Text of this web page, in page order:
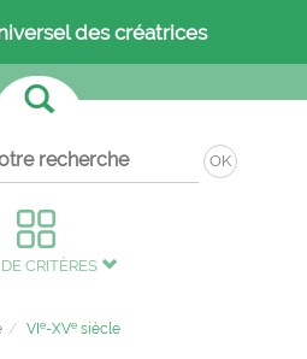
des créatrices
OK
CRITÈRES
VI e-XVe siècle